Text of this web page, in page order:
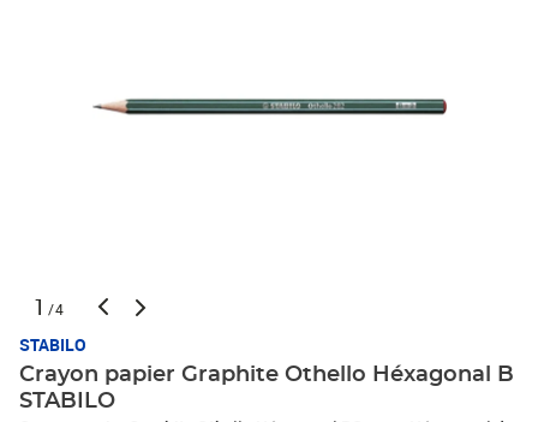
1 /4
STABILO
Crayon papier Graphite Othello Héxagonal B
STABILO